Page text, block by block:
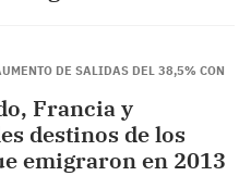
DE SALIDAS DEL 38,5% CON
Francia y
destinos de los
emigraron en 2013